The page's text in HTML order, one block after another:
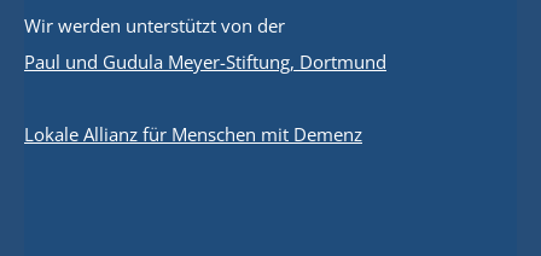
Wir werden unterstützt von der
Paul und Gudula Meyer-Stiftung, Dortmund
Lokale Allianz für Menschen mit Demenz